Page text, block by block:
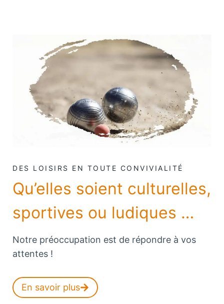
DES LOISIRS EN TOUTE CONVIVIALITÉ
Qu’elles soient culturelles,
sportives ou ludiques …
Notre préoccupation est de répondre à vos
attentes !
En savoir plus